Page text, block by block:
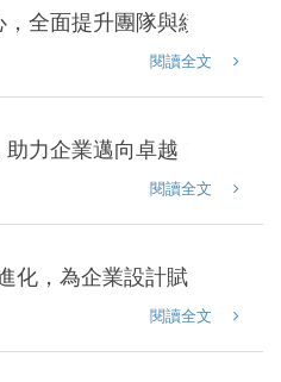
全面提升團隊與績效，激
閱讀全文
力企業邁向卓越！
閱讀全文
，為企業設計賦能！
閱讀全文